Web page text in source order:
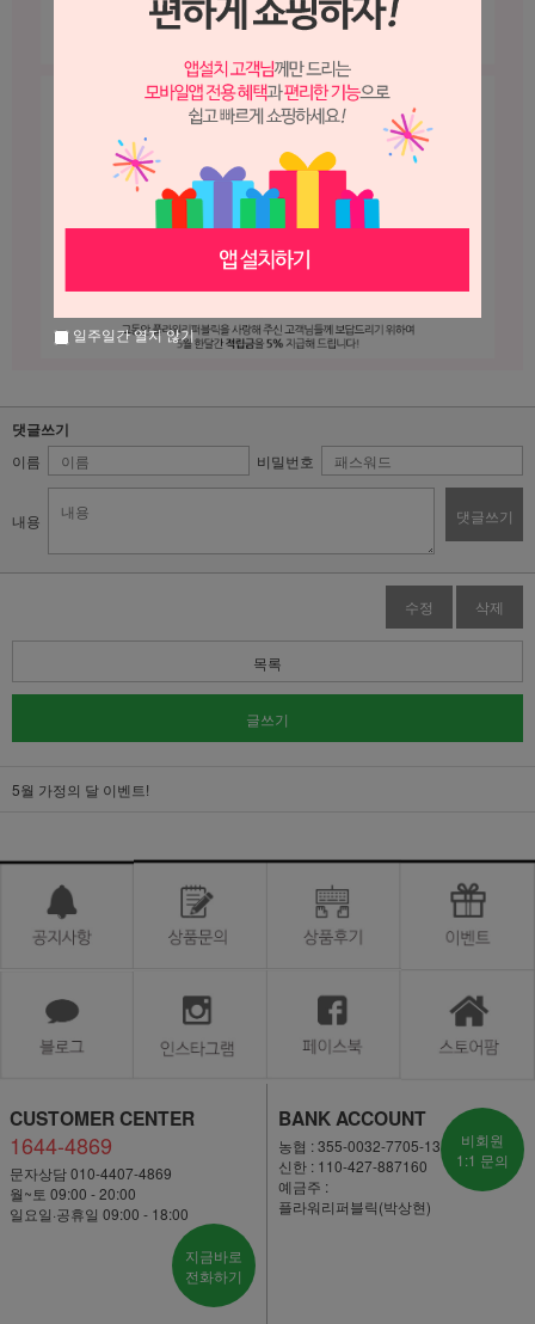
댓글쓰기
이름 비밀번호
내용 댓글쓰기
수정 삭제
목록
글쓰기
5월 가정의 달 이벤트!
CUSTOMER CENTER
1644-4869
문자상담 010-4407-4869
월~토 09:00 - 20:00
일요일·공휴일 09:00 - 18:00
지금바로
전화하기
BANK ACCOUNT
농협 : 355-0032-7705-13
신한 : 110-427-887160
예금주 :
플라워리퍼블릭(박상현)
비회원
1:1 문의
일주일간 열지 않기